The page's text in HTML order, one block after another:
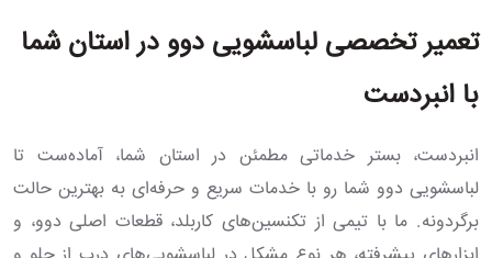
تعمیر تخصصی لباسشویی دوو در استان شما
با انبردست
انبردست، بستر خدماتی مطمئن در استان شما، آماده‌ست تا
لباسشویی دوو شما رو با خدمات سریع و حرفه‌ای به بهترین حالت
برگردونه. ما با تیمی از تکنسین‌های کاربلد، قطعات اصلی دوو، و